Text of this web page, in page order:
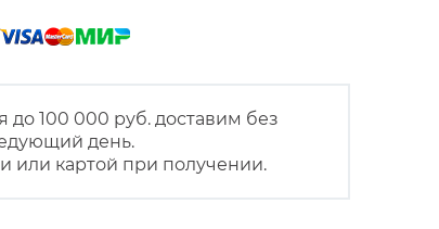
до 100 000 руб. доставим без
день.
или картой при получении.